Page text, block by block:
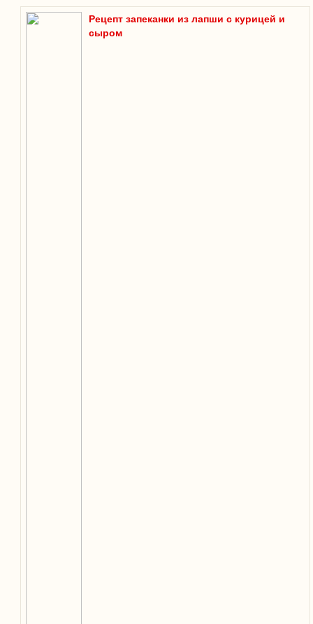
Рецепт запеканки из лапши с курицей и
сыром